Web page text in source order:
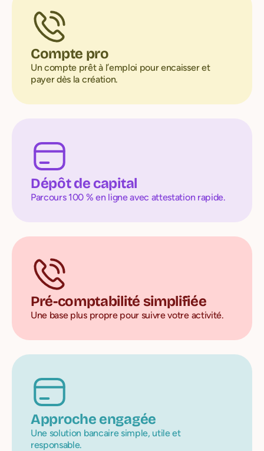
Compte pro
Un compte prêt à l’emploi pour encaisser et
payer dès la création.
Dépôt de capital
Parcours 100 % en ligne avec attestation rapide.
Pré-comptabilité simplifiée
Une base plus propre pour suivre votre activité.
Approche engagée
Une solution bancaire simple, utile et
responsable.